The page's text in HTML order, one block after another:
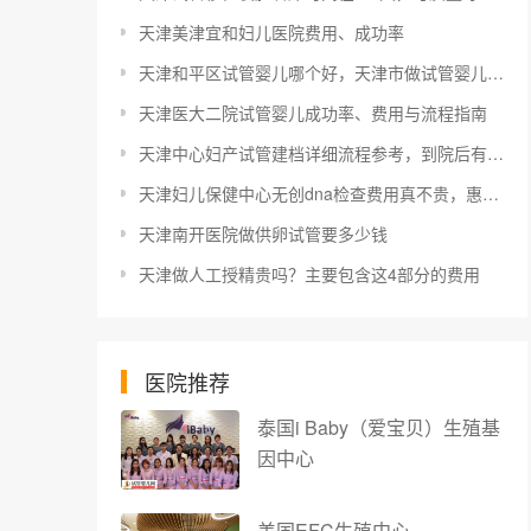
天津美津宜和妇儿医院费用、成功率
天津和平区试管婴儿哪个好，天津市做试管婴儿哪个医院好
天津医大二院试管婴儿成功率、费用与流程指南
天津中心妇产试管建档详细流程参考，到院后有条不紊
天津妇儿保健中心无创dna检查费用真不贵，惠民政策来了
天津南开医院做供卵试管要多少钱
天津做人工授精贵吗？主要包含这4部分的费用
医院推荐
泰国i Baby（爱宝贝）生殖基
因中心